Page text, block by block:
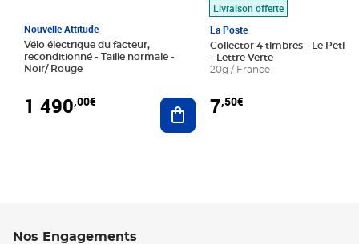
Nouvelle Attitude
Vélo électrique du facteur,
reconditionné - Taille normale -
Noir/ Rouge
1 490,00€ Ajouter au panier
Livraison offerte
La Poste
Collector 4 timbres - Le Petit
- Lettre Verte
20g / France
7,50€
Nos Engagements